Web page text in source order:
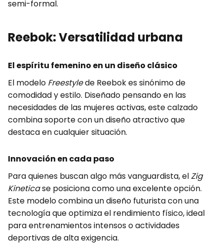
semi-formal.
Reebok: Versatilidad urbana
El espíritu femenino en un diseño clásico
El modelo Freestylede Reebok es sinónimo de
comodidad y estilo. Diseñado pensando en las
necesidades de las mujeres activas, este calzado
combina soporte con un diseño atractivo que
destaca en cualquier situación.
Innovación en cada paso
Para quienes buscan algo más vanguardista, elZig
Kineticase posiciona como una excelente opción.
Este modelo combina un diseño futurista con una
tecnología que optimiza el rendimiento físico, ideal
para entrenamientos intensos o actividades
deportivas de alta exigencia.